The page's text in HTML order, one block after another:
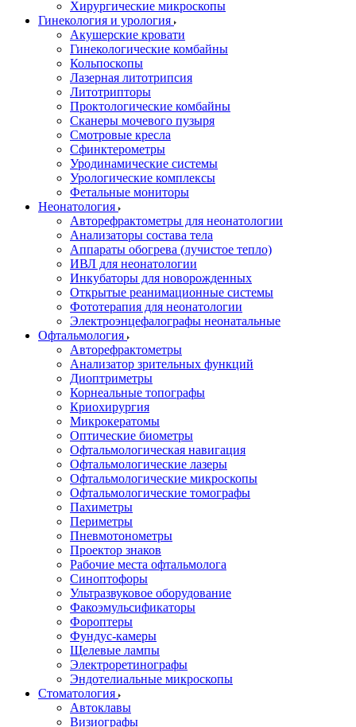
Хирургические микроскопы
Гинекология и урология
Акушерские кровати
Гинекологические комбайны
Кольпоскопы
Лазерная литотрипсия
Литотрипторы
Проктологические комбайны
Сканеры мочевого пузыря
Смотровые кресла
Сфинктерометры
Уродинамические системы
Урологические комплексы
Фетальные мониторы
Неонатология
Авторефрактометры для неонатологии
Анализаторы состава тела
Аппараты обогрева (лучистое тепло)
ИВЛ для неонатологии
Инкубаторы для новорожденных
Открытые реанимационные системы
Фототерапия для неонатологии
Электроэнцефалографы неонатальные
Офтальмология
Авторефрактометры
Анализатор зрительных функций
Диоптриметры
Корнеальные топографы
Криохирургия
Микрокератомы
Оптические биометры
Офтальмологическая навигация
Офтальмологические лазеры
Офтальмологические микроскопы
Офтальмологические томографы
Пахиметры
Периметры
Пневмотонометры
Проектор знаков
Рабочие места офтальмолога
Синоптофоры
Ультразвуковое оборудование
Факоэмульсификаторы
Фороптеры
Фундус-камеры
Щелевые лампы
Электроретинографы
Эндотелиальные микроскопы
Стоматология
Автоклавы
Визиографы